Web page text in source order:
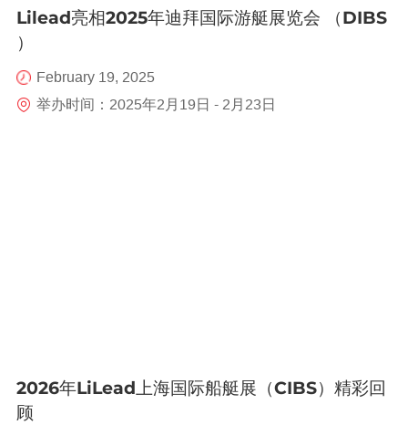
Lilead亮相2025年迪拜国际游艇展览会 （DIBS
）
February 19, 2025
举办时间：2025年2月19日 - 2月23日
2026年LiLead上海国际船艇展（CIBS）精彩回
顾